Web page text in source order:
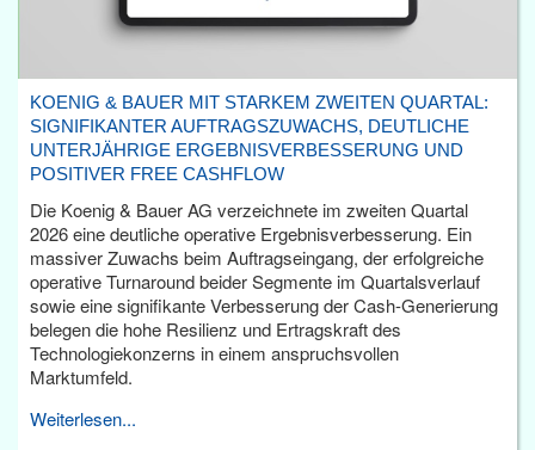
KOENIG & BAUER MIT STARKEM ZWEITEN QUARTAL:
SIGNIFIKANTER AUFTRAGSZUWACHS, DEUTLICHE
UNTERJÄHRIGE ERGEBNISVERBESSERUNG UND
POSITIVER FREE CASHFLOW
Die Koenig & Bauer AG verzeichnete im zweiten Quartal
2026 eine deutliche operative Ergebnisverbesserung. Ein
massiver Zuwachs beim Auftragseingang, der erfolgreiche
operative Turnaround beider Segmente im Quartalsverlauf
sowie eine signifikante Verbesserung der Cash-Generierung
belegen die hohe Resilienz und Ertragskraft des
Technologiekonzerns in einem anspruchsvollen
Marktumfeld.
Weiterlesen...